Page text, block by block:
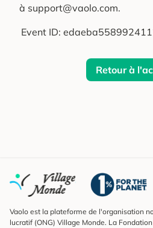
à support@vaolo.com.
Event ID:
Retour à
Vaolo est la plateforme de l'organisation
lucratif (ONG) Village Monde. La